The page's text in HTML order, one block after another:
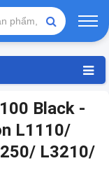
Black -
L1110/
L3210/